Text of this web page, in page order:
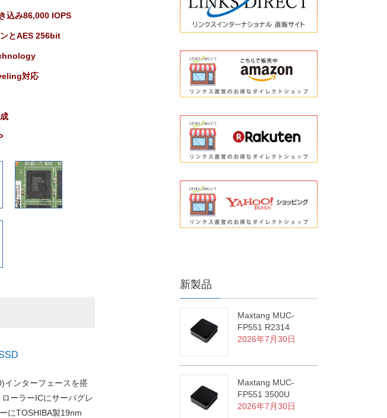
込み86,000 IOPS
とAES 256bit
対応
インターフェースを搭
ーラーICにサーバグレ
にTOSHIBA製19nm
新製品
Maxtang MUC-
FP551 R2314
2026年7月30日
Maxtang MUC-
FP551 3500U
2026年7月30日